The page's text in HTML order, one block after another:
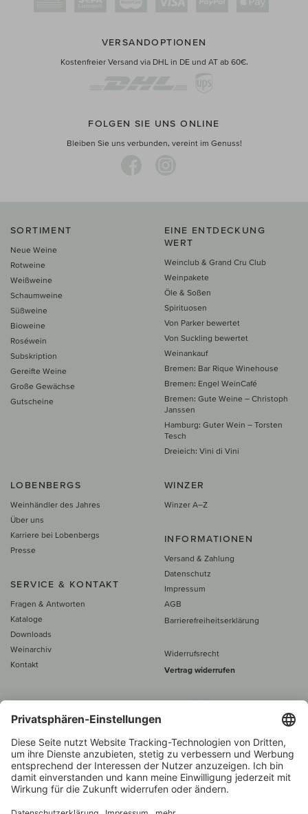
VERSANDOPTIONEN
Kostenfreier Versand via DHL in DE und AT ab 60€.
FOLGEN SIE UNS ONLINE
Bleiben Sie uns verbunden, vereint im Genuss!
SORTIMENT
Neue Weine
Rotweine
Weißweine
Schaumweine
Süßweine
Bioweine
Roséwein
Subskription
Gereifte Weine
Große Gewächse
Gutscheine
EINE ENTDECKUNG
WERT
Weinclub & Grand Cru Club
Weinpakete
Öle & Soßen
Spirituosen
Von Parker bewertet
Von Suckling bewertet
Weinankauf
Bremen: Bar Rique Winehouse
Bremen: Engel WeinCafé
Bremen: Gute Weine – Christoph
Janssen
Hamburg: Guter Wein – Torsten
Tesch
Dreieich: Vini di Vini
LOBENBERGS
Weinhändler des Jahres
Über uns
Karriere bei Lobenbergs
Presse
SERVICE & KONTAKT
Fragen & Antworten
Kataloge
Downloads
Weinarchiv
Kontakt
WINZER
Winzer A–Z
INFORMATIONEN
Versand & Zahlung
Datenschutz
Impressum
AGB
Barrierefreiheitserklärung
Widerrufsrecht
Vertrag widerrufen
Alle Preise inkl. MwSt., zzgl. 5 €
60 € versand­kosten­
Beratung unter